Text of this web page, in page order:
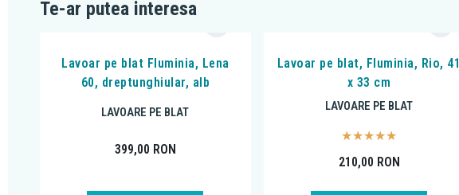
Te-ar putea interesa
Lavoar pe blat Fluminia, Lena
60, dreptunghiular, alb
LAVOARE PE BLAT
399,00 RON
Lavoar pe blat, Fluminia, Rio, 41
x 33 cm
LAVOARE PE BLAT
210,00 RON